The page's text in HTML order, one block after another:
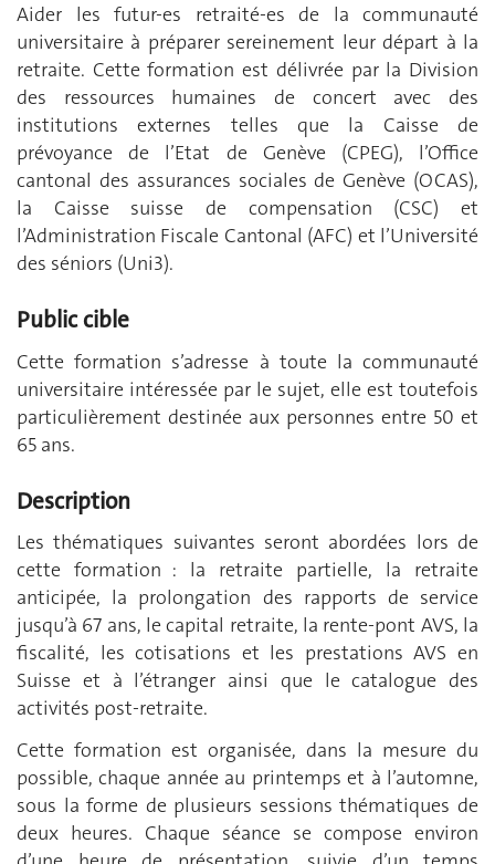
Aider les futur-es retraité-es de la communauté
universitaire à préparer sereinement leur départ à la
retraite. Cette formation est délivrée par la Division
des ressources humaines de concert avec des
institutions externes telles que la Caisse de
prévoyance de l’Etat de Genève (CPEG), l’Office
cantonal des assurances sociales de Genève (OCAS),
la Caisse suisse de compensation (CSC) et
l’Administration Fiscale Cantonal (AFC) et l’Université
des séniors (Uni3).
Public cible
Cette formation s’adresse à toute la communauté
universitaire intéressée par le sujet, elle est toutefois
particulièrement destinée aux personnes entre 50 et
65 ans.
Description
Les thématiques suivantes seront abordées lors de
cette formation : la retraite partielle, la retraite
anticipée, la prolongation des rapports de service
jusqu’à 67 ans, le capital retraite, la rente-pont AVS, la
fiscalité, les cotisations et les prestations AVS en
Suisse et à l’étranger ainsi que le catalogue des
activités post-retraite.
Cette formation est organisée, dans la mesure du
possible, chaque année au printemps et à l’automne,
sous la forme de plusieurs sessions thématiques de
deux heures. Chaque séance se compose environ